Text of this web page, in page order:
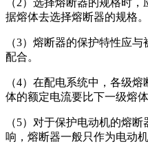
（2）选择熔断器的规格时
据熔体去选择熔断器的规
（3）熔断器的保护特性应
配合。
（4）在配电系统中，各级
体的额定电流要比下一级熔
（5）对于保护电动机的熔
响，熔断器一般只作为电动